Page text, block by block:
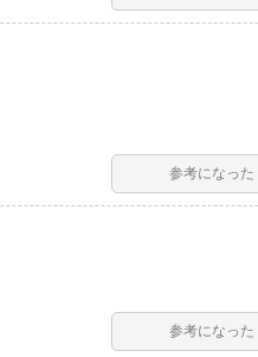
参考になった
参考になった